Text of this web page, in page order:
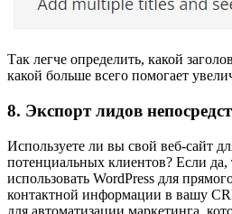
Так легче определить, какой
какой больше всего помогает
8. Экспорт лидов
Используете ли вы свой веб-сайт
потенциальных клиентов? Если
использовать WordPress для
контактной информации в вашу
для автоматизации маркетинга,